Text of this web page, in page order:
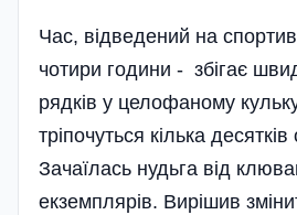
Час, відведений на
чотири години - збігає
рядків у целофаному
тріпочуться кілька десятків
Зачаїлась нудьга від
екземплярів. Вирішив